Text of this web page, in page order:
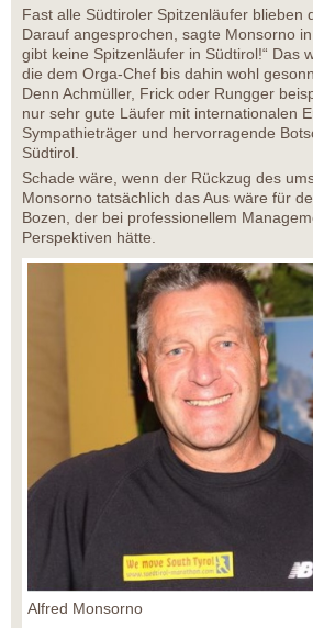
Fast alle Südtiroler Spitzenläufer blieben
Darauf angesprochen, sagte Monsorno
gibt keine Spitzenläufer in Südtirol!“ Das
die dem Orga-Chef bis dahin wohl
Denn Achmüller, Frick oder Rungger
nur sehr gute Läufer mit internationalen
Sympathieträger und hervorragende
Südtirol.
Schade wäre, wenn der Rückzug des
Monsorno tatsächlich das Aus wäre für
Bozen, der bei professionellem
Perspektiven hätte.
Alfred Monsorno